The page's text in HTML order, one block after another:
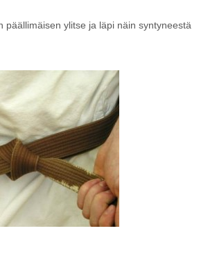
päällimäisen ylitse ja läpi näin syntyneestä